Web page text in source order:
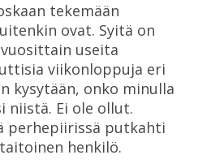
tekemään
ovat. Syitä on
useita
viikonloppuja eri
kysytään, onko minulla
niistä. Ei ole ollut.
perhepiirissä putkahti
henkilö.